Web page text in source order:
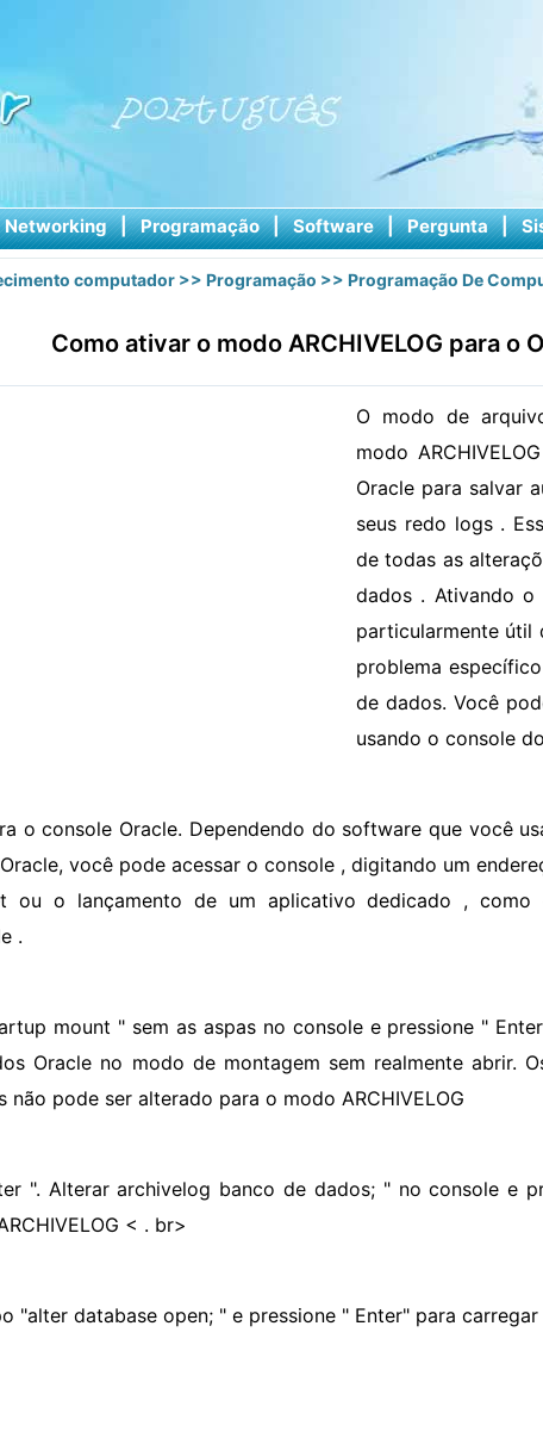
Networking | Programação | Software | Pergunta |
computador >> Programação >> Programação De
Como ativar o modo ARCHIVELOG para o
O modo de
modo
Oracle para salvar
seus redo logs .
de todas as
dados . Ativando o
particularmente útil
problema
de dados. Você
usando o console
o console Oracle. Dependendo do software que você
você pode acessar o console , digitando um
ou o lançamento de um aplicativo dedicado , como
.
mount " sem as aspas no console e pressione "
Oracle no modo de montagem sem realmente abrir.
não pode ser alterado para o modo ARCHIVELOG
". Alterar archivelog banco de dados; " no console e
< . br>
"alter database open; " e pressione " Enter" para